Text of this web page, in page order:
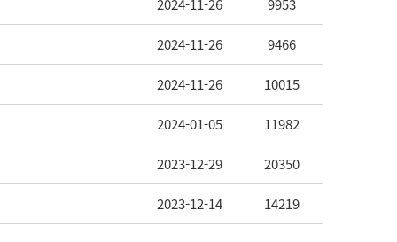
2024-11-26 9953
2024-11-26 9466
2024-11-26 10015
2024-01-05 11982
2023-12-29 20350
2023-12-14 14219